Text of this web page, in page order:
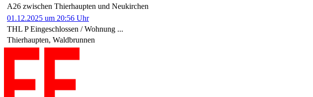
A26 zwischen Thierhaupten und Neukirchen
01.12.2025 um 20:56 Uhr
THL P Eingeschlossen / Wohnung ...
Thierhaupten, Waldbrunnen